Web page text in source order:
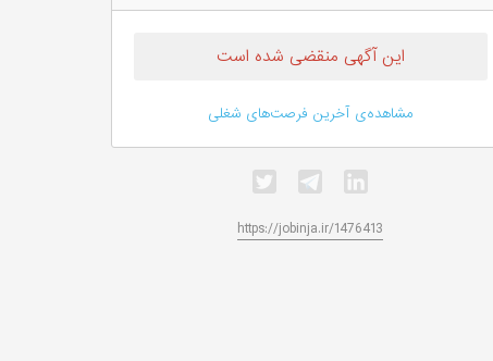
این آگهی منقضی شده است
مشاهده‌ی آخرین فرصت‌های شغلی
https://jobinja.ir/1476413